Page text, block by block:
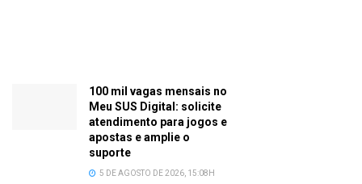
100 mil vagas mensais no
Meu SUS Digital: solicite
atendimento para jogos e
apostas e amplie o
suporte
5 DE AGOSTO DE 2026, 15:08H